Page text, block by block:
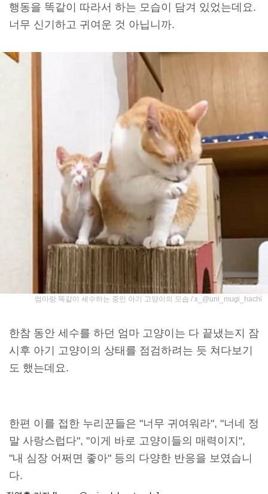
행동을 똑같이 따라서 하는 모습이 담겨 있었는데요.
너무 신기하고 귀여운 것 아닙니까.
엄마랑 똑같이 세수하는 중인 아기 고양이의 모습 / x_@uni_mugi_hachi
한참 동안 세수를 하던 엄마 고양이는 다 끝냈는지 잠
시후 아기 고양이의 상태를 점검하려는 듯 쳐다보기
도 했는데요.
한편 이를 접한 누리꾼들은 "너무 귀여워라", "너네 정
말 사랑스럽다", "이게 바로 고양이들의 매력이지",
"내 심장 어쩌면 좋아" 등의 다양한 반응을 보였습니
다.